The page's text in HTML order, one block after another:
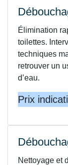
Élimination
toilettes.
techniques
retrouver un
d’eau.
Prix
Nettoyage et